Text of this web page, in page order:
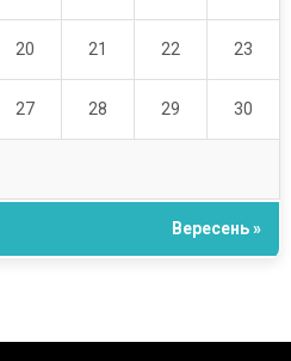
20 21 22 23
27 28 29 30
Вересень »